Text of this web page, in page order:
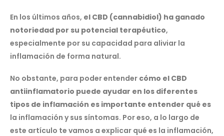
En los últimos años, el CBD (cannabidiol) ha ganado
notoriedad por su potencial terapéutico,
especialmente por su capacidad para aliviar la
inflamación de forma natural.
No obstante, para poder entender cómo el CBD
antiinflamatorio puede ayudar en los diferentes
tipos de inflamación es importante entender qué es
la inflamación y sus síntomas. Por eso, a lo largo de
este artículo te vamos a explicar qué es la inflamación,